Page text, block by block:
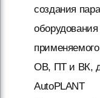
создания
ОВ, ПТ и ВК,
AutoPLANT